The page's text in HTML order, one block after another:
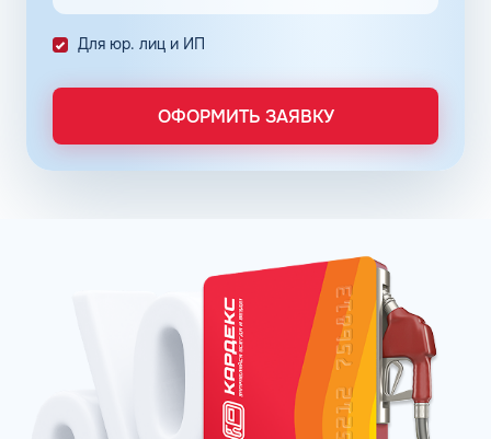
Снизить расходы на топливо помогает контроль
расходов, который осуществляется в упрощенном
Систематизация и сбор информации в одном месте о
расходах водителей на заправках поможет выявить
недобросовестных сотрудников. Использование средств
компании в собственных интересах легко выявить, если
компании требуют экономии и тщательного контроля
Можно использовать топливные карты для оптовых
закупок топлива. Достаточно приобрести необходимое
количество литров качественного топлива на баланс
карты, чтобы воспользоваться ими в течение года, когда
это потребуется. Бизнес-процессы с топливными
Для юр. лиц и ИП
ОФОРМИТЬ ЗАЯВКУ